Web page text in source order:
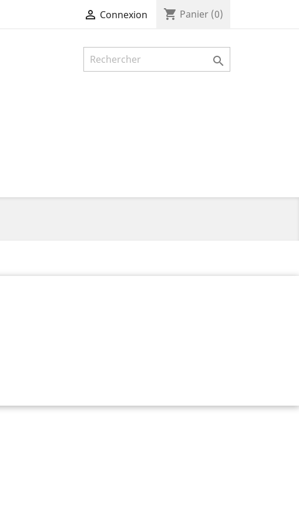
 Connexion shopping_cart Panier (0)
